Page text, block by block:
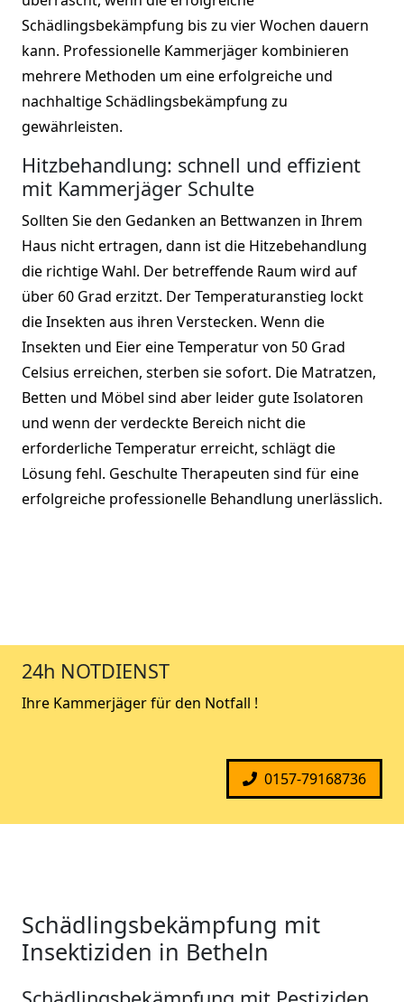
Schädlingsbekämpfung bis zu vier Wochen dauern
kann. Professionelle Kammerjäger kombinieren
mehrere Methoden um eine erfolgreiche und
nachhaltige Schädlingsbekämpfung zu
gewährleisten.
Hitzbehandlung: schnell und effizient
mit Kammerjäger Schulte
Sollten Sie den Gedanken an Bettwanzen in Ihrem
Haus nicht ertragen, dann ist die Hitzebehandlung
die richtige Wahl. Der betreffende Raum wird auf
über 60 Grad erzitzt. Der Temperaturanstieg lockt
die Insekten aus ihren Verstecken. Wenn die
Insekten und Eier eine Temperatur von 50 Grad
Celsius erreichen, sterben sie sofort. Die Matratzen,
Betten und Möbel sind aber leider gute Isolatoren
und wenn der verdeckte Bereich nicht die
erforderliche Temperatur erreicht, schlägt die
Lösung fehl. Geschulte Therapeuten sind für eine
erfolgreiche professionelle Behandlung unerlässlich.
24h NOTDIENST
Ihre Kammerjäger für den Notfall !
0157-79168736
Schädlingsbekämpfung mit
Insektiziden in Betheln